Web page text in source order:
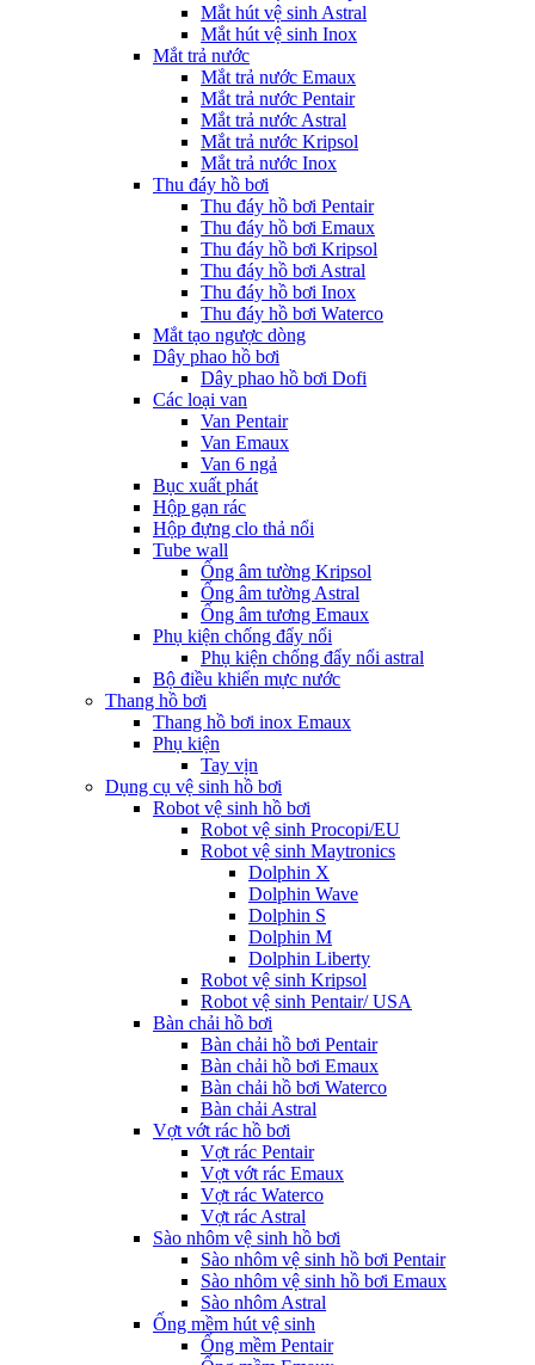
Mắt hút vệ sinh Astral
Mắt hút vệ sinh Inox
Mắt trả nước
Mắt trả nước Emaux
Mắt trả nước Pentair
Mắt trả nước Astral
Mắt trả nước Kripsol
Mắt trả nước Inox
Thu đáy hồ bơi
Thu đáy hồ bơi Pentair
Thu đáy hồ bơi Emaux
Thu đáy hồ bơi Kripsol
Thu đáy hồ bơi Astral
Thu đáy hồ bơi Inox
Thu đáy hồ bơi Waterco
Mắt tạo ngược dòng
Dây phao hồ bơi
Dây phao hồ bơi Dofi
Các loại van
Van Pentair
Van Emaux
Van 6 ngả
Bục xuất phát
Hộp gạn rác
Hộp đựng clo thả nổi
Tube wall
Ống âm tường Kripsol
Ống âm tường Astral
Ống âm tương Emaux
Phụ kiện chống đẩy nổi
Phụ kiện chống đẩy nổi astral
Bộ điều khiển mực nước
Thang hồ bơi
Thang hồ bơi inox Emaux
Phụ kiện
Tay vịn
Dụng cụ vệ sinh hồ bơi
Robot vệ sinh hồ bơi
Robot vệ sinh Procopi/EU
Robot vệ sinh Maytronics
Dolphin X
Dolphin Wave
Dolphin S
Dolphin M
Dolphin Liberty
Robot vệ sinh Kripsol
Robot vệ sinh Pentair/ USA
Bàn chải hồ bơi
Bàn chải hồ bơi Pentair
Bàn chải hồ bơi Emaux
Bàn chải hồ bơi Waterco
Bàn chải Astral
Vợt vớt rác hồ bơi
Vợt rác Pentair
Vợt vớt rác Emaux
Vợt rác Waterco
Vợt rác Astral
Sào nhôm vệ sinh hồ bơi
Sào nhôm vệ sinh hồ bơi Pentair
Sào nhôm vệ sinh hồ bơi Emaux
Sào nhôm Astral
Ống mềm hút vệ sinh
Ống mềm Pentair